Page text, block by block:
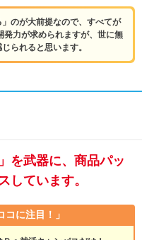
」のが大前提なので、すべてが
発力が求められますが、世に無
られると思います。
を武器に、商品パッ
しています。
コに注目！」